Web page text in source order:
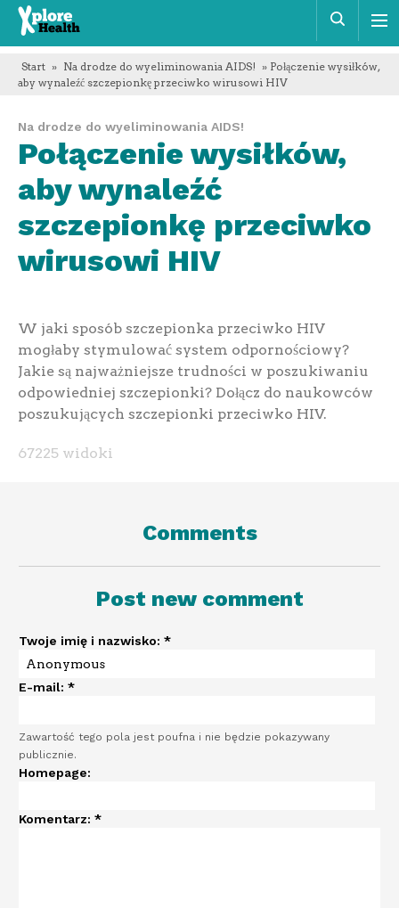
Xplore
Health
Start » Na drodze do wyeliminowania AIDS! » Połączenie wysiłków,
aby wynaleźć szczepionkę przeciwko wirusowi HIV
Na drodze do wyeliminowania AIDS!
Połączenie wysiłków,
aby wynaleźć
szczepionkę przeciwko
wirusowi HIV
W jaki sposób szczepionka przeciwko HIV
mogłaby stymulować system odpornościowy?
Jakie są najważniejsze trudności w poszukiwaniu
odpowiedniej szczepionki? Dołącz do naukowców
poszukujących szczepionki przeciwko HIV.
67225 widoki
Comments
Post new comment
Twoje imię i nazwisko: *
E-mail: *
Zawartość tego pola jest poufna i nie będzie pokazywany
publicznie.
Homepage:
Komentarz: *